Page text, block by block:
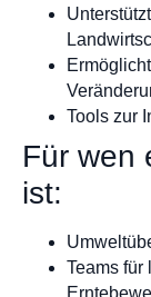
Tools zur
Für wen
ist:
Teams für